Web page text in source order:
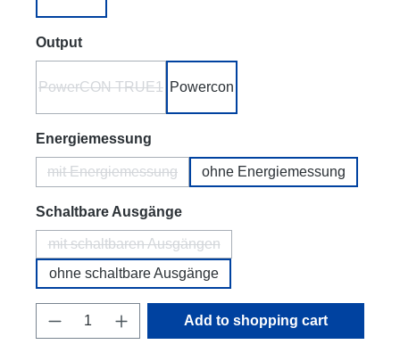
Select
Output
PowerCON TRUE1 Powercon
Select
Energiemessung
mit Energiemessung
(This option is currently unavailable.)
ohne Energiemessung
Select
Schaltbare Ausgänge
mit schaltbaren Ausgängen
(This option is currently unavailable.)
ohne schaltbare Ausgänge
Product Quantity: Enter the desired
Add to shopping cart